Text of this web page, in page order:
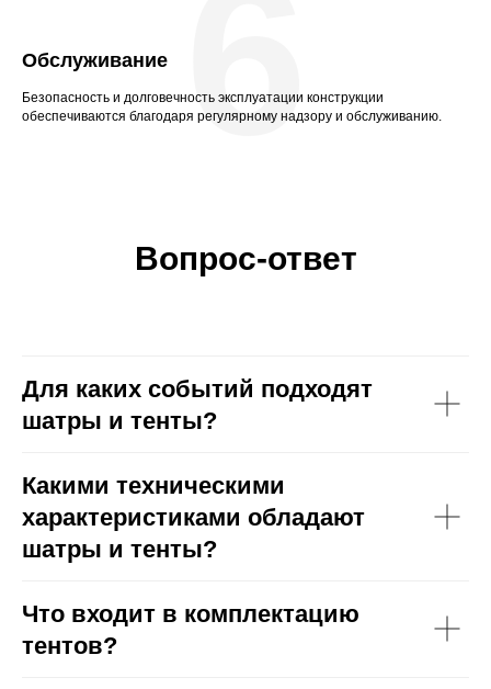
Обслуживание
Безопасность и долговечность эксплуатации конструкции
обеспечиваются благодаря регулярному надзору и обслуживанию.
6
Вопрос-ответ
Для каких событий подходят
шатры и тенты?
Какими техническими
характеристиками обладают
шатры и тенты?
Что входит в комплектацию
тентов?